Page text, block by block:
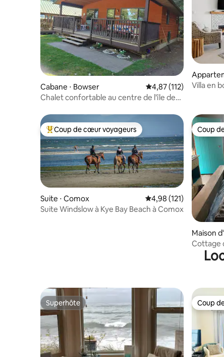
Cabane ⋅ Bowser Évaluation moyenne
4,87 (112)
Chalet confortable au centre de l'île de
Black
Villa en
Coups de cœur voyageurs les plus appréciés
Coup de cœur voyageurs
Suite ⋅ Comox Évaluation moyenne
4,98 (121)
Suite Windslow à Kye Bay Beach à Comox
Coup
Coup
Maison
ver
Cottage
Superhôte
Superhôte Coup
Coup